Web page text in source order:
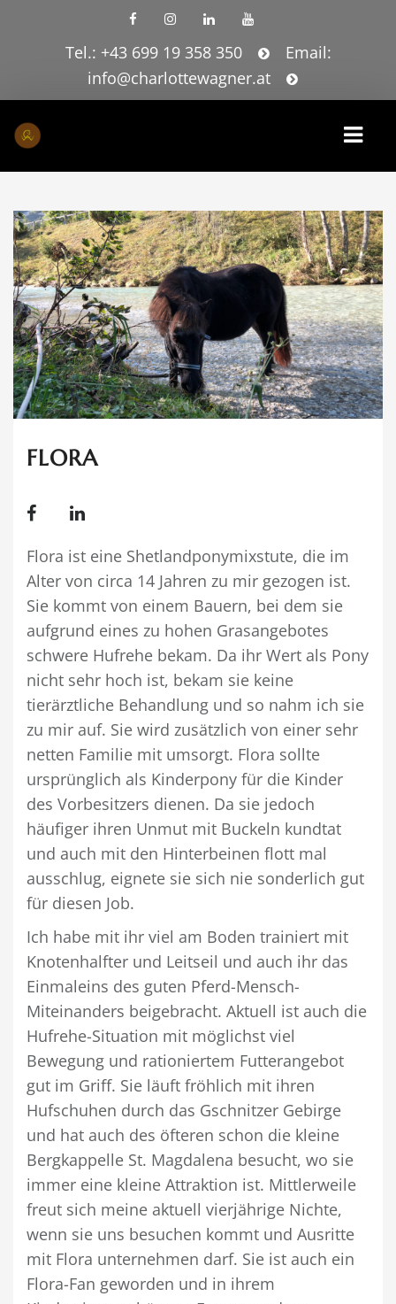
Tel.: +43 699 19 358 350
Email:
info@charlottewagner.at
HOME
LEISTUNGEN
AUSBILDUNGSZENTRUM
JOBS
BLOG
KONTAKT
FLORA
Flora ist eine Shetlandponymixstute, die im
Alter von circa 14 Jahren zu mir gezogen ist.
Sie kommt von einem Bauern, bei dem sie
aufgrund eines zu hohen Grasangebotes
schwere Hufrehe bekam. Da ihr Wert als Pony
nicht sehr hoch ist, bekam sie keine
tierärztliche Behandlung und so nahm ich sie
zu mir auf. Sie wird zusätzlich von einer sehr
netten Familie mit umsorgt. Flora sollte
ursprünglich als Kinderpony für die Kinder
des Vorbesitzers dienen. Da sie jedoch
häufiger ihren Unmut mit Buckeln kundtat
und auch mit den Hinterbeinen flott mal
ausschlug, eignete sie sich nie sonderlich gut
für diesen Job.
Ich habe mit ihr viel am Boden trainiert mit
Knotenhalfter und Leitseil und auch ihr das
Einmaleins des guten Pferd-Mensch-
Miteinanders beigebracht. Aktuell ist auch die
Hufrehe-Situation mit möglichst viel
Bewegung und rationiertem Futterangebot
gut im Griff. Sie läuft fröhlich mit ihren
Hufschuhen durch das Gschnitzer Gebirge
und hat auch des öfteren schon die kleine
Bergkappelle St. Magdalena besucht, wo sie
immer eine kleine Attraktion ist. Mittlerweile
freut sich meine aktuell vierjährige Nichte,
wenn sie uns besuchen kommt und Ausritte
mit Flora unternehmen darf. Sie ist auch ein
Flora-Fan geworden und in ihrem